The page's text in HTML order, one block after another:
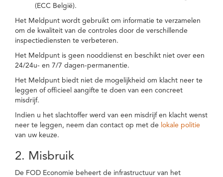
(ECC België).
Het Meldpunt wordt gebruikt om informatie te verzamelen
om de kwaliteit van de controles door de verschillende
inspectiediensten te verbeteren.
Het Meldpunt is geen nooddienst en beschikt niet over een
24/24u- en 7/7 dagen-permanentie.
Het Meldpunt biedt niet de mogelijkheid om klacht neer te
leggen of officieel aangifte te doen van een concreet
misdrijf.
Indien u het slachtoffer werd van een misdrijf en klacht wenst
neer te leggen, neem dan contact op met de lokale politie
van uw keuze.
2. Misbruik
De FOD Economie beheert de infrastructuur van het